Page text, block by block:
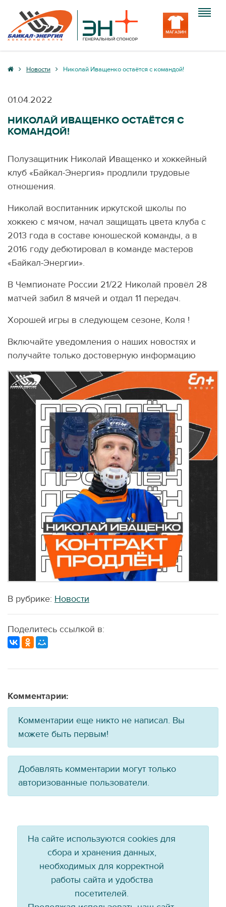
Клуб
Медиа
Вход
Новости Николай Иващенко остаётся с командой!
01.04.2022
НИКОЛАЙ ИВАЩЕНКО ОСТАЁТСЯ С
КОМАНДОЙ!
Полузащитник Николай Иващенко и хоккейный
клуб «Байкал-Энергия» продлили трудовые
отношения.
Николай воспитанник иркутской школы по
хоккею с мячом, начал защищать цвета клуба с
2013 года в составе юношеской команды, а в
2016 году дебютировал в команде мастеров
«Байкал-Энергии».
В Чемпионате России 21/22 Николай провёл 28
матчей забил 8 мячей и отдал 11 передач.
Хорошей игры в следующем сезоне, Коля !
Включайте уведомления о наших новостях и
получайте только достоверную информацию
В рубрике: Новости
Поделитесь ссылкой в:
Комментарии:
Комментарии еще никто не написал. Вы
можете быть первым!
Добавлять комментарии могут только
авторизованные пользователи.
На сайте используются cookies для
сбора и хранения данных,
необходимых для корректной
работы сайта и удобства
посетителей.